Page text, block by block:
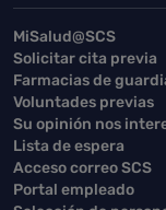
MiSalud@SCS
Solicitar cita previa
Farmacias de
Voluntades previas
Su opinión nos
Lista de espera
Acceso correo SCS
Portal empleado